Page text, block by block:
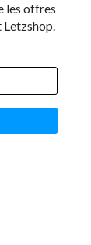
les offres
Letzshop.